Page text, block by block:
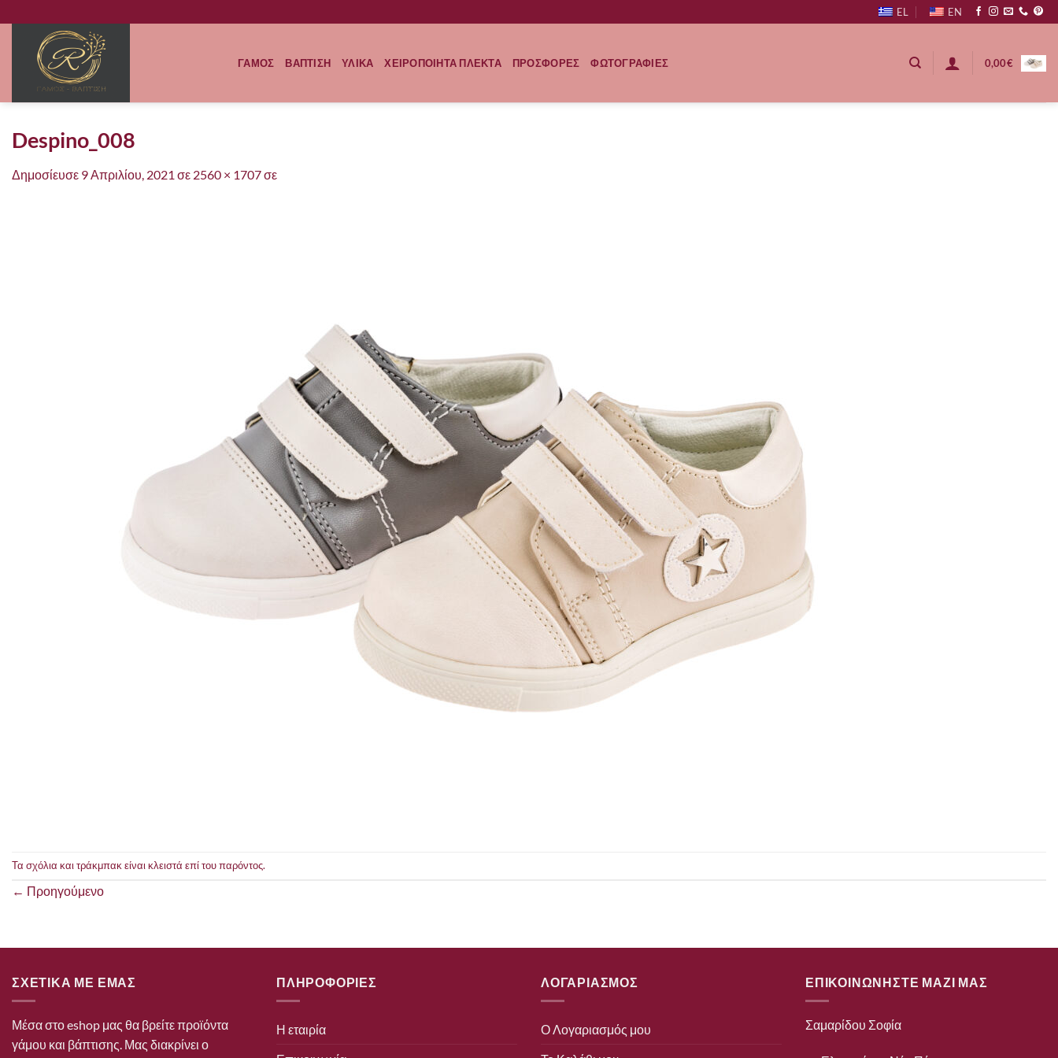
στο
περιεχόμενο
EL EN
ΓΑΜΟΣ ΒΑΠΤΙΣΗ ΥΛΙΚΑ ΧΕΙΡΟΠΟΙΗΤΑ ΠΛΕΚΤΑ ΠΡΟΣΦΟΡΕΣ ΦΩΤΟΓΡΑΦΙΕΣ 0,00€
Despino_008
Δημοσίευσε 9 Απριλίου, 2021 σε 2560 × 1707σε
Τα σχόλια και τράκμπακ είναι κλειστά επί του παρόντος.
← Προηγούμενο
ΣΧΕΤΙΚΑ ΜΕ ΕΜΑΣ
Μέσα στο eshop μας θα βρείτε προϊόντα
γάμου και βάπτισης. Μας διακρίνει ο
ΠΛΗΡΟΦΟΡΙΕΣ
Η εταιρία
ΛΟΓΑΡΙΑΣΜΟΣ
Ο Λογαριασμός μου
ΕΠΙΚΟΙΝΩΝΗΣΤΕ ΜΑΖΙ ΜΑΣ
Σαμαρίδου Σοφία